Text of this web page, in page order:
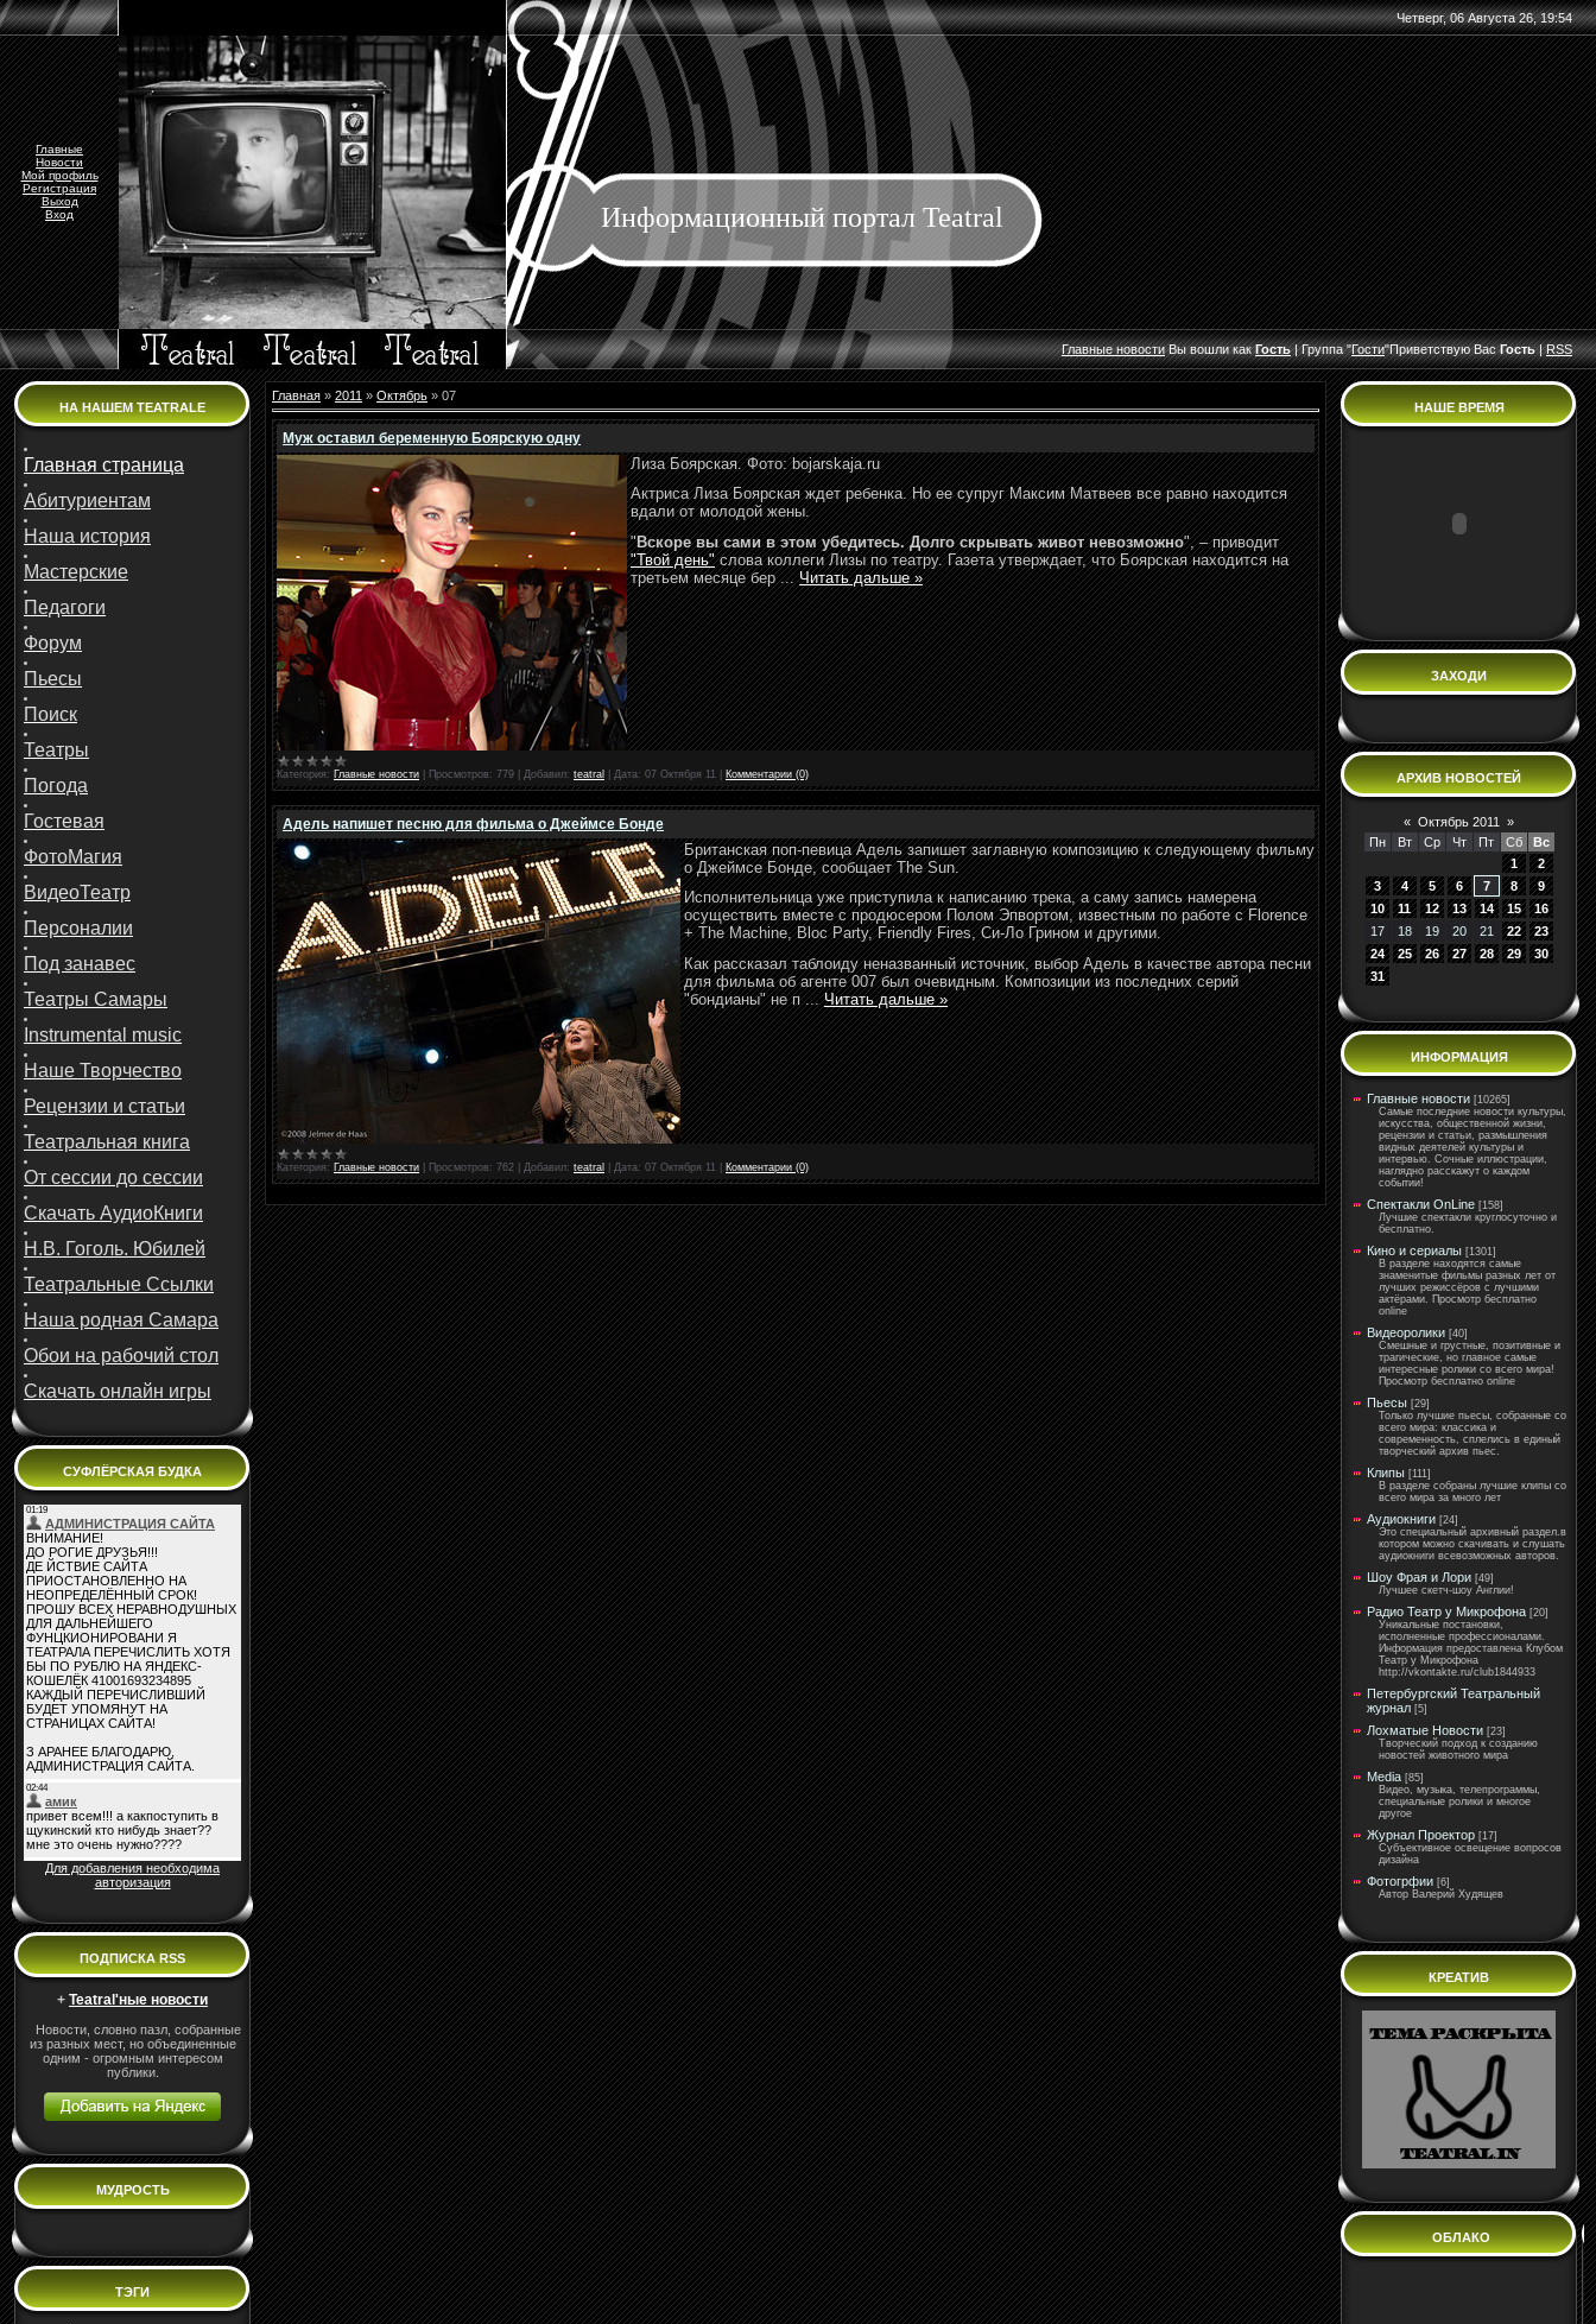
Четверг, 06 Августа 26, 19:54
Главные
Новости
Мой профиль
Регистрация
Выход
Вход
Информационный портал Teatral
ГлавныеновостиВы вошли как Гость|Группа"Гости"Приветствую Вас Гость |RSS
НА НАШЕМ TEATRALE
Главная страница
Абитуриентам
Наша история
Мастерские
Педагоги
Форум
Пьесы
Поиск
Театры
Погода
Гостевая
ФотоМагия
ВидеоТеатр
Персоналии
Под занавес
Театры Самары
Instrumental music
Наше Творчество
Рецензии и статьи
Театральная книга
От сессии до сессии
Скачать АудиоКниги
Н.В. Гоголь. Юбилей
Театральные Ссылки
Наша родная Самара
Обои на рабочий стол
Скачать онлайн игры
СУФЛЁРСКАЯ БУДКА
Для добавления необходима
авторизация
ПОДПИСКА RSS
+ Teatral'ные новости
Новости, словно пазл, собранные
из разных мест, но объединенные
одним - огромным интересом
публики.
МУДРОСТЬ
ТЭГИ
Главная » 2011 » Октябрь » 07
Муж оставил беременную Боярскую одну
Лиза Боярская. Фото: bojarskaja.ru
Актриса Лиза Боярская ждет ребенка. Но ее супруг Максим Матвеев все равно находится
вдали от молодой жены.
"Вскоре вы сами в этом убедитесь. Долго скрывать живот невозможно", – приводит
"Твой день"слова коллеги Лизы по театру. Газета утверждает, что Боярская находится на
третьем месяце бер...Читать дальше »
Категория: Главные новости Просмотров: 779 Добавил: teatral Дата: 07 Октября 11 Комментарии (0)
Адель напишет песню для фильма о Джеймсе Бонде
Британская поп-певица Адель запишет заглавную композицию к следующему фильму
о Джеймсе Бонде, сообщает The Sun.
Исполнительница уже приступила к написанию трека, а саму запись намерена
осуществить вместе с продюсером Полом Эпвортом, известным по работе с Florence
+ The Machine, Bloc Party, Friendly Fires, Си-Ло Грином и другими.
Как рассказал таблоиду неназванный источник, выбор Адель в качестве автора песни
для фильма об агенте 007 был очевидным. Композиции из последних серий
"бондианы" не п...Читать дальше »
Категория: Главные новости Просмотров: 762 Добавил: teatral Дата: 07 Октября 11 Комментарии (0)
НАШЕ ВРЕМЯ
ЗАХОДИ
АРХИВ НОВОСТЕЙ
« Октябрь 2011
»
Пн
Вт Ср Чт Пт Сб
Вс
1
2
3
4 5 6 7 8
9
10
11 12 13 14 15
16
17
18 19 20 21 22
23
24
25 26 27 28 29
30
31
ИНФОРМАЦИЯ
Главные новости [10265]
Самые последние новости культуры,
искусства, общественной жизни,
рецензии и статьи, размышления
видных деятелей культуры и
интервью. Сочные иллюстрации,
наглядно расскажут о каждом
событии!
Спектакли OnLine [158]
Лучшие спектакли круглосуточно и
бесплатно.
Кино и сериалы [1301]
В разделе находятся самые
знаменитые фильмы разных лет от
лучших режиссёров с лучшими
актёрами. Просмотр бесплатно
online
Видеоролики [40]
Смешные и грустные, позитивные и
трагические, но главное самые
интересные ролики со всего мира!
Просмотр бесплатно online
Пьесы [29]
Только лучшие пьесы, собранные со
всего мира: классика и
современность, сплелись в единый
творческий архив пьес.
Клипы [111]
В разделе собраны лучшие клипы со
всего мира за много лет
Аудиокниги [24]
Это специальный архивный раздел.в
котором можно скачивать и слушать
аудиокниги всевозможных авторов.
Шоу Фрая и Лори [49]
Лучшее скетч-шоу Англии!
Радио Театр у Микрофона [20]
Уникальные постановки,
исполненные профессионалами.
Информация предоставлена Клубом
Театр у Микрофона
http://vkontakte.ru/club1844933
Петербургский Театральный
журнал [5]
Лохматые Новости [23]
Творческий подход к созданию
новостей животного мира
Media [85]
Видео, музыка, телепрограммы,
специальные ролики и многое
другое
Журнал Проектор [17]
Субъективное освещение вопросов
дизайна
Фотогрфии [6]
Автор Валерий Худящев
КРЕАТИВ
ОБЛАКО